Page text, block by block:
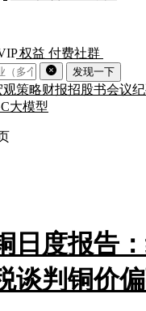
权益 付费社群
发现一下
观策略财报招股书会议
大模型
日度报告
谈判铜价